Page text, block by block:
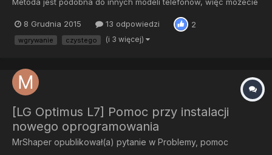
Metoda jest podobna do innych modeli telefonów, więc możecie
flashtool różnie reaguje z różnymi telefonami- często są
problemy podczas instalacji. W razie czego piszcie i...
8 Grudnia 2015 13 odpowiedzi 2
wgrywanie czystego (i 3 więcej)
[LG Optimus L7] Pomoc przy instalacji
nowego oprogramowania
MrShaper opublikował(a) pytanie w Problemy, pomoc